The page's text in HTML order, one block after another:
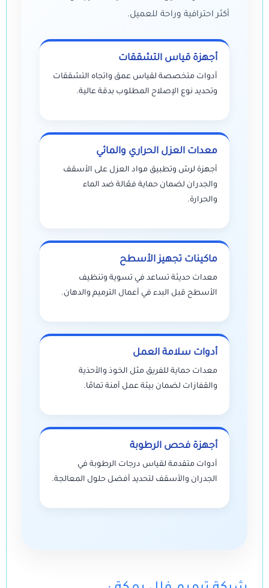
أكثر احترافية وراحة للعميل.
أجهزة قياس التشققات
أدوات متخصصة لقياس عمق واتجاه التشققات
وتحديد نوع الإصلاح المطلوب بدقة عالية.
معدات العزل الحراري والمائي
أجهزة لرش وتطبيق مواد العزل على الأسقف
والجدران لضمان حماية فعّالة ضد الماء
والحرارة.
ماكينات تجهيز الأسطح
معدات حديثة تساعد في تسوية وتنظيف
الأسطح قبل البدء في أعمال الترميم والدهان.
أدوات سلامة العمل
معدات حماية للفريق مثل الخوذ والأحذية
والقفازات لضمان بيئة عمل آمنة تمامًا.
أجهزة فحص الرطوبة
أدوات متقدمة لقياس درجات الرطوبة في
الجدران والأسقف لتحديد أفضل حلول المعالجة.